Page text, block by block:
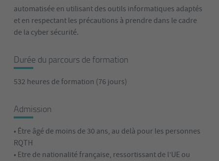
automatisée en utilisant des outils informatiques adaptés
et en respectant les précautions à prendre dans le cadre
de la cyber sécurité.
Durée du parcours de formation
532 heures de formation (76 jours)
Admission
• Être âgé de moins de 30 ans, au delà pour les personnes
RQTH
• Etre de nationalité française, ressortissant de l’UE ou